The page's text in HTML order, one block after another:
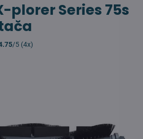
plorer Series 75s
/5 (4x)